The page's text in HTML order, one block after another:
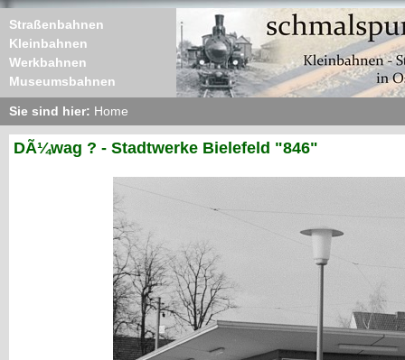
Straßenbahnen
Kleinbahnen
Werkbahnen
Museumsbahnen
Sie sind hier: Home
DÃ¼wag ? - Stadtwerke Bielefeld "846"